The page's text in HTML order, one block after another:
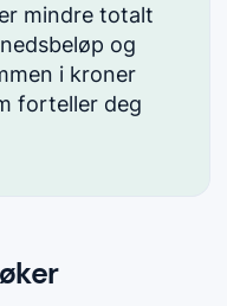
mindre totalt
og
i kroner
forteller deg